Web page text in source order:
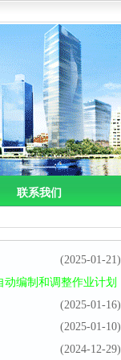
联系我们
(2025-01-21)
编制和调整作业计划
(2025-01-16)
(2025-01-10)
(2024-12-29)